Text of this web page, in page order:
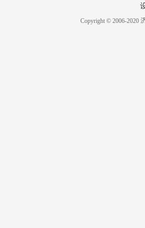
Copyright © 2006-2020